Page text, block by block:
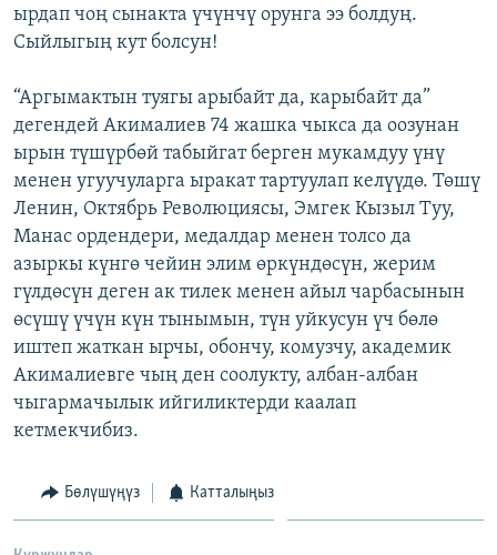
ырдап чоң сынакта үчүнчү орунга ээ болдуң.
Сыйлыгың кут болсун!
“Аргымактын туягы арыбайт да, карыбайт да”
дегендей Акималиев 74 жашка чыкса да оозунан
ырын түшүрбөй табыйгат берген мукамдуу үнү
менен угуучуларга ыракат тартуулап келүүдө. Төшү
Ленин, Октябрь Революциясы, Эмгек Кызыл Туу,
Манас ордендери, медалдар менен толсо да
азыркы күнгө чейин элим өркүндөсүн, жерим
гүлдөсүн деген ак тилек менен айыл чарбасынын
өсүшү үчүн күн тынымын, түн уйкусун үч бөлө
иштеп жаткан ырчы, обончу, комузчу, академик
Акималиевге чың ден соолукту, албан-албан
чыгармачылык ийгиликтерди каалап
кетмекчибиз.
Бөлүшүңүз Катталыңыз